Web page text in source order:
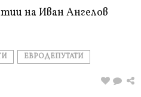
на Иван Ангелов
ЕВРОДЕПУТАТИ